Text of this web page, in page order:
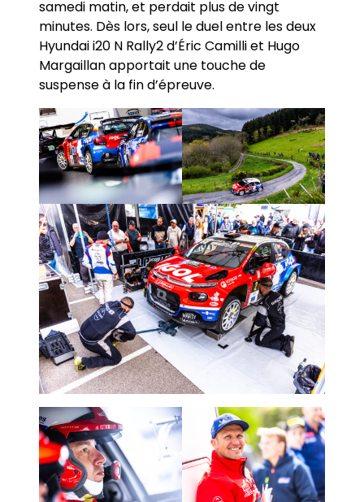
samedi matin, et perdait plus de vingt
minutes. Dès lors, seul le duel entre les deux
Hyundai i20 N Rally2 d’Éric Camilli et Hugo
Margaillan apportait une touche de
suspense à la fin d’épreuve.